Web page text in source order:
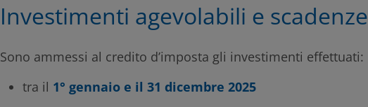
Investimenti agevolabili e
Sono ammessi al credito d’imposta gli investimenti effettuati:
tra il 1° gennaio e il 31 dicembre 2025